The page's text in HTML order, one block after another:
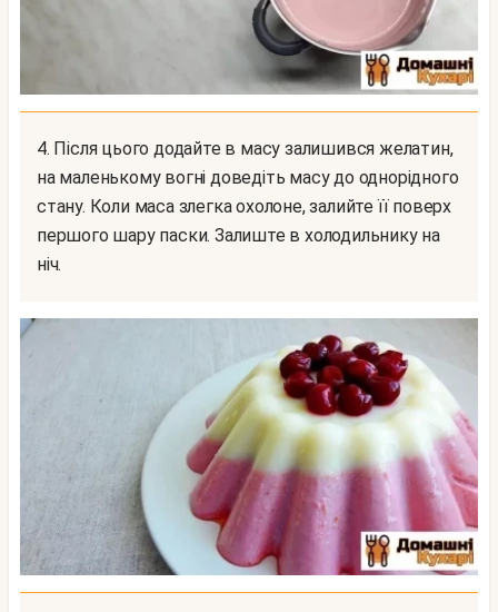
4. Після цього додайте в масу залишився желатин,
на маленькому вогні доведіть масу до однорідного
стану. Коли маса злегка охолоне, залийте її поверх
першого шару паски. Залиште в холодильнику на
ніч.